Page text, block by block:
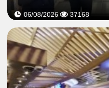
06/08/2026 37168